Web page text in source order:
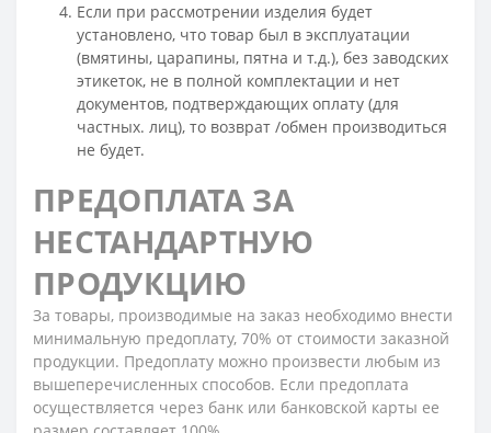
Если при рассмотрении изделия будет
установлено, что товар был в эксплуатации
(вмятины, царапины, пятна и т.д.), без заводских
этикеток, не в полной комплектации и нет
документов, подтверждающих оплату (для
частных. лиц), то возврат /обмен производиться
не будет.
ПРЕДОПЛАТА ЗА
НЕСТАНДАРТНУЮ
ПРОДУКЦИЮ
За товары, производимые на заказ необходимо внести
минимальную предоплату, 70% от стоимости заказной
продукции. Предоплату можно произвести любым из
вышеперечисленных способов. Если предоплата
осуществляется через банк или банковской карты ее